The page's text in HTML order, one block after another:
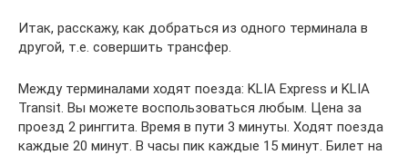
Итак, расскажу, как добраться из одного терминала в
другой, т.е. совершить трансфер.
Между терминалами ходят поезда: KLIA Express и KLIA
Transit. Вы можете воспользоваться любым. Цена за
проезд 2 ринггита. Время в пути 3 минуты. Ходят поезда
каждые 20 минут. В часы пик каждые 15 минут. Билет на